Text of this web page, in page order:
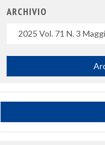
ARCHIVIO
Uscite